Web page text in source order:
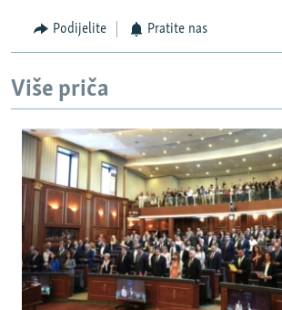
Podijelite Pratite nas
Više priča